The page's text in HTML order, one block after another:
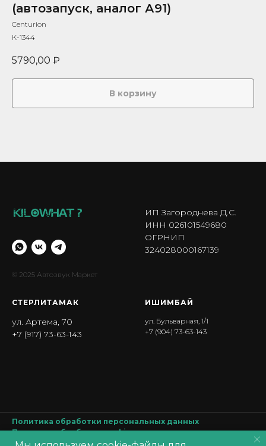
(автозапуск, аналог А91)
Centurion
К-1344
5790,00 ₽
В корзину
© 2025 Автозвук Маркет
ИП Загороднева Д.С.
ИНН 026101549680
ОГРНИП
324028000167139
СТЕРЛИТАМАК
ул. Артема, 70
+7 (917) 73-63-143
ИШИМБА Й
ул. Бульварная, 1/1
+7 (904) 73-63-143
Политика обработки персональных данных
Политика обработкиcookie
Согласие на обработку персональных данных